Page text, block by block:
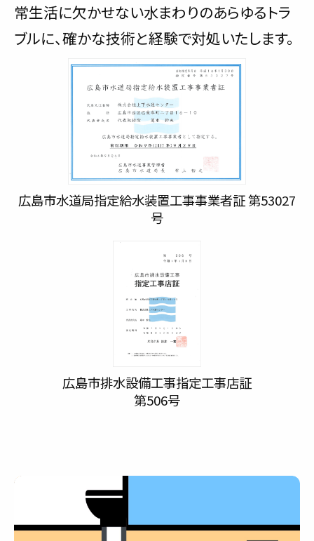
常生活に欠かせない水まわりのあらゆるトラ
ブルに、確かな技術と経験で対処いたします。
広島市水道局指定給水装置工事事業者証 第53027
号
広島市排水設備工事指定工事店証
第506号